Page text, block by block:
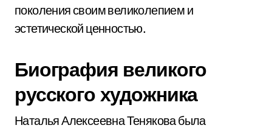
поколения своим великолепием и
эстетической ценностью.
Биография великого
русского художника
Наталья Алексеевна Тенякова была